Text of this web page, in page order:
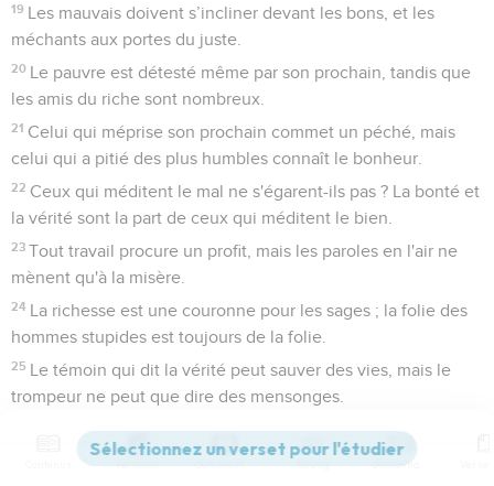
19 Les mauvais doivent s’incliner devant les bons, et les
méchants aux portes du juste.
20 Le pauvre est détesté même par son prochain, tandis que
les amis du riche sont nombreux.
21 Celui qui méprise son prochain commet un péché, mais
celui qui a pitié des plus humbles connaît le bonheur.
22 Ceux qui méditent le mal ne s'égarent-ils pas ? La bonté et
la vérité sont la part de ceux qui méditent le bien.
23 Tout travail procure un profit, mais les paroles en l'air ne
mènent qu'à la misère.
24 La richesse est une couronne pour les sages ; la folie des
hommes stupides est toujours de la folie.
25 Le témoin qui dit la vérité peut sauver des vies, mais le
trompeur ne peut que dire des mensonges.
Celui qui craint l'Eternel possède un puissant appui, et ses
enfants ont un refuge auprès de lui.
Versions Commentaires Strong